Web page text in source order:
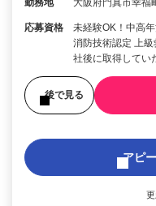
勤務地 大阪府門真市幸福
応募資格
未経験OK！中高
消防技術認定 上
社後に取得してい
後で見る
アピ